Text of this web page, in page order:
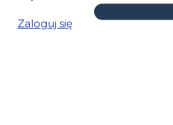
Zaloguj się